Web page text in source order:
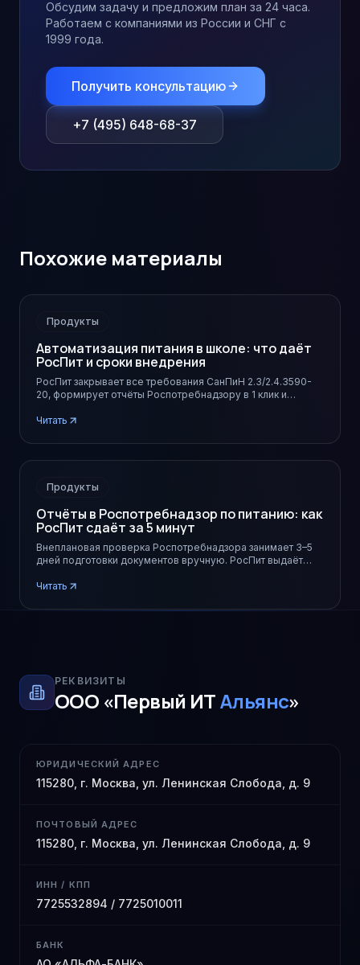
Обсудим задачу и предложим план за 24 часа.
Работаем с компаниями из России и СНГ с
1999 года.
Получить консультацию
+7 (495) 648-68-37
Похожие материалы
Продукты
Автоматизация питания в школе: что даёт
РосПит и сроки внедрения
РосПит закрывает все требования СанПиН 2.3/2.4.3590-
20, формирует отчёты Роспотребнадзору в 1 клик и
Читать
Продукты
Отчёты в Роспотребнадзор по питанию: как
РосПит сдаёт за 5 минут
Внеплановая проверка Роспотребнадзора занимает 3–5
дней подготовки документов вручную. РосПит выдаёт
ФЗ.
Читать
РЕКВИЗИТЫ
ООО «Первый ИТАльянс»
ЮРИДИЧЕСКИЙ АДРЕС
115280, г. Москва, ул. Ленинская Слобода, д. 9
ПОЧТОВЫЙ АДРЕС
115280, г. Москва, ул. Ленинская Слобода, д. 9
ИНН / КПП
7725532894 / 7725010011
БАНК